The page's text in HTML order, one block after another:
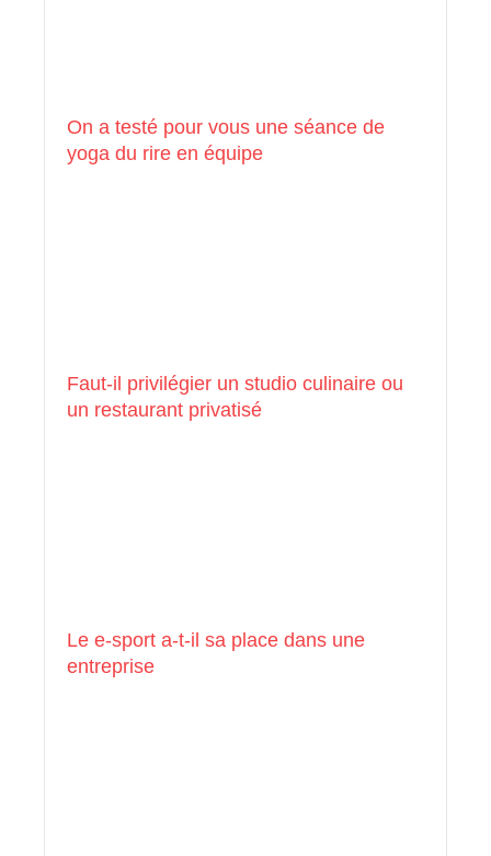
On a testé pour vous une séance de
yoga du rire en équipe
Faut-il privilégier un studio culinaire ou
un restaurant privatisé
Le e-sport a-t-il sa place dans une
entreprise